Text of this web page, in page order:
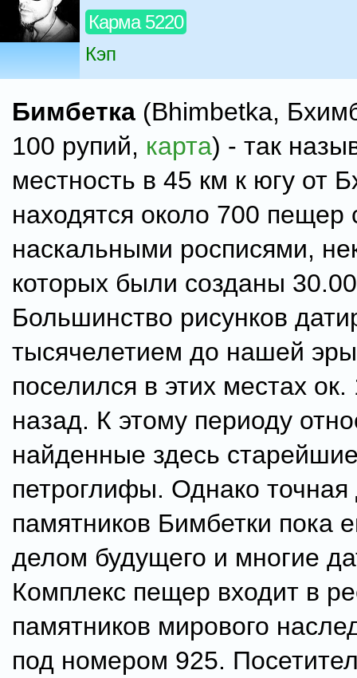
Карма 5220
Кэп
Бимбетка (Bhimbetka,
100 рупий, карта) - так
местность в 45 км к югу от
находятся около 700 пещер
наскальными росписями,
которых были созданы
Большинство рисунков
тысячелетием до нашей
поселился в этих местах
назад. К этому периоду
найденные здесь
петроглифы. Однако точная
памятников Бимбетки пока
делом будущего и многие
Комплекс пещер входит в
памятников мирового
под номером 925.